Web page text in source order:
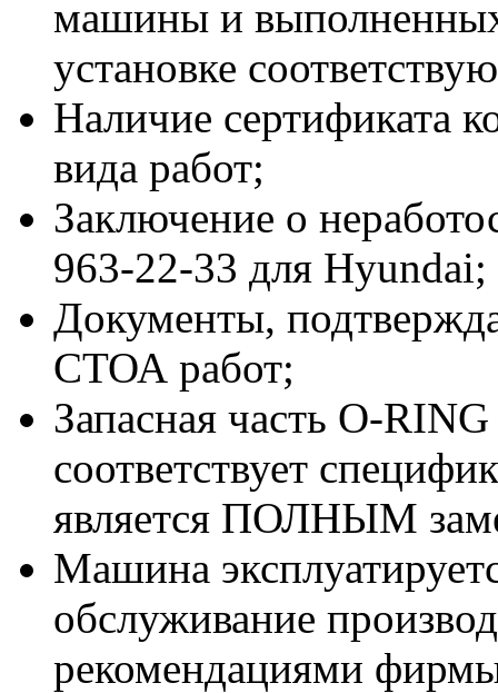
машины и
установке
Наличие сертификата
вида работ;
Заключение о
963-22-33 для Hyundai;
Документы,
СТОА работ;
Запасная часть O-
соответствует
является ПОЛНЫМ
Машина
обслуживание
рекомендациями